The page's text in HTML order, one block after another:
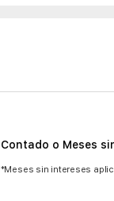
Contado o Meses
*Meses sin intereses